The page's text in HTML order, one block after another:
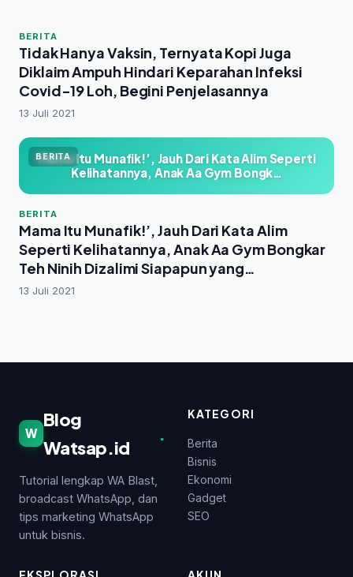
BERITA
Tidak Hanya Vaksin, Ternyata Kopi Juga
Diklaim Ampuh Hindari Keparahan Infeksi
Covid-19 Loh, Begini Penjelasannya
13 Juli 2021
BERITA
Mama Itu Munafik!’, Jauh Dari Kata Alim Seperti
Kelihatannya, Anak Aa Gym Bongk…
BERITA
Mama Itu Munafik!’, Jauh Dari Kata Alim
Seperti Kelihatannya, Anak Aa Gym Bongkar
Teh Ninih Dizalimi Siapapun yang
Sepemahaman dengan Ayahnya
13 Juli 2021
W
Blog
Watsap.id
.
Tutorial lengkap WA Blast,
broadcast WhatsApp, dan
tips marketing WhatsApp
untuk bisnis.
KATEGORI
Berita
Bisnis
Ekonomi
Gadget
SEO